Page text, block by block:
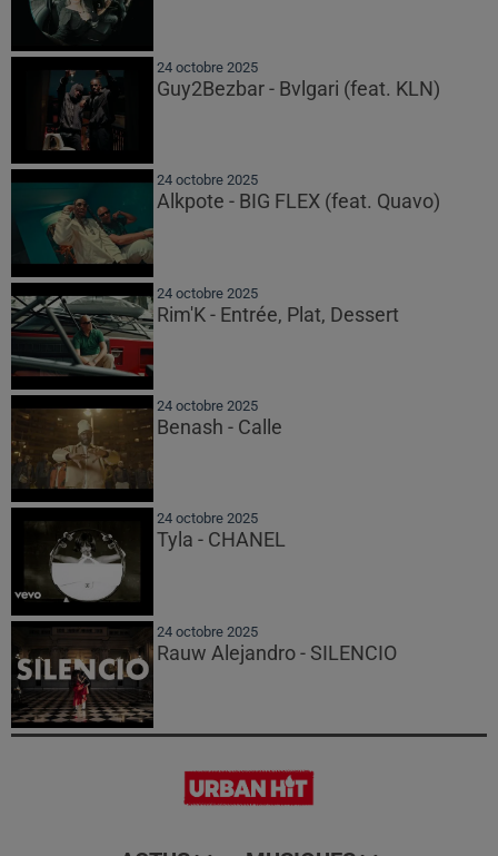
24 octobre 2025
Guy2Bezbar - Bvlgari (feat. KLN)
24 octobre 2025
Alkpote - BIG FLEX (feat. Quavo)
24 octobre 2025
Rim'K - Entrée, Plat, Dessert
24 octobre 2025
Benash - Calle
24 octobre 2025
Tyla - CHANEL
24 octobre 2025
Rauw Alejandro - SILENCIO